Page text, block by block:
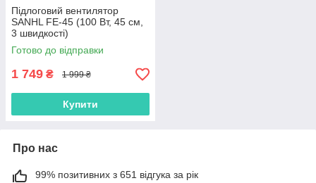
Підлоговий вентилятор
SANHL FE-45 (100 Вт, 45 см,
3 швидкості)
Готово до відправки
1 749 ₴ 1 999 ₴
Купити
Про нас
99% позитивних з 651 відгука за рік